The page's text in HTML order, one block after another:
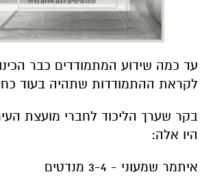
תומר גלאם - 1-2 מנדטים
סופה ביילין - 2 מנדטים
הליכוד - מנדט 1
ש"ס - מנדט 1